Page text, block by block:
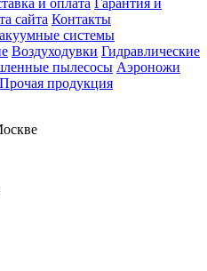
и оплата Гарантия и
сайта Контакты
системы
Воздуходувки Гидравлические
пылесосы Аэроножи
Прочая продукция